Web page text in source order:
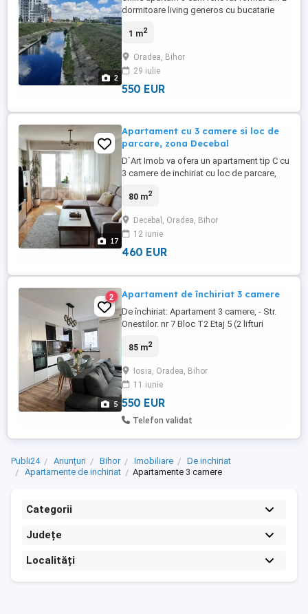
2
dormitoare living generos cu bucatarie
luat masa in curte plus spatii de
NUFARUL pret plus depozit o luna call or
what's app
1 m2
Oradea, Bihor
29 iulie
550 EUR
17
Apartament cu 3 camere si loc de
parcare, zona Decebal
D`Art Imob va ofera un apartament tip C cu
3 camere de inchiriat cu loc de parcare,
Apartamentul are dubla orientare, este
de 80 mp si este amplasat la etajul 5 /8,
bloc cu lift. Acesta este compartimentat
astfel: hol de ...
80 m2
Decebal, Oradea, Bihor
12 iunie
460 EUR
5
2 Apartament de închiriat 3 camere
De închiriat: Apartament 3 camere, - Str.
Onestilor. nr 7 Bloc T2 Etaj 5 (2 lifturi
Ofer spre inchiriere un apartament cu 3
excelentă și liniștită . Proprietatea se
închiriază direct de catre persoană ...
85 m2
Iosia, Oradea, Bihor
11 iunie
550 EUR
Telefon validat
Publi24 Anunțuri Bihor Imobiliare
De inchiriat
Apartamente de inchiriat
Apartamente 3 camere
Categorii
Județe
Localități